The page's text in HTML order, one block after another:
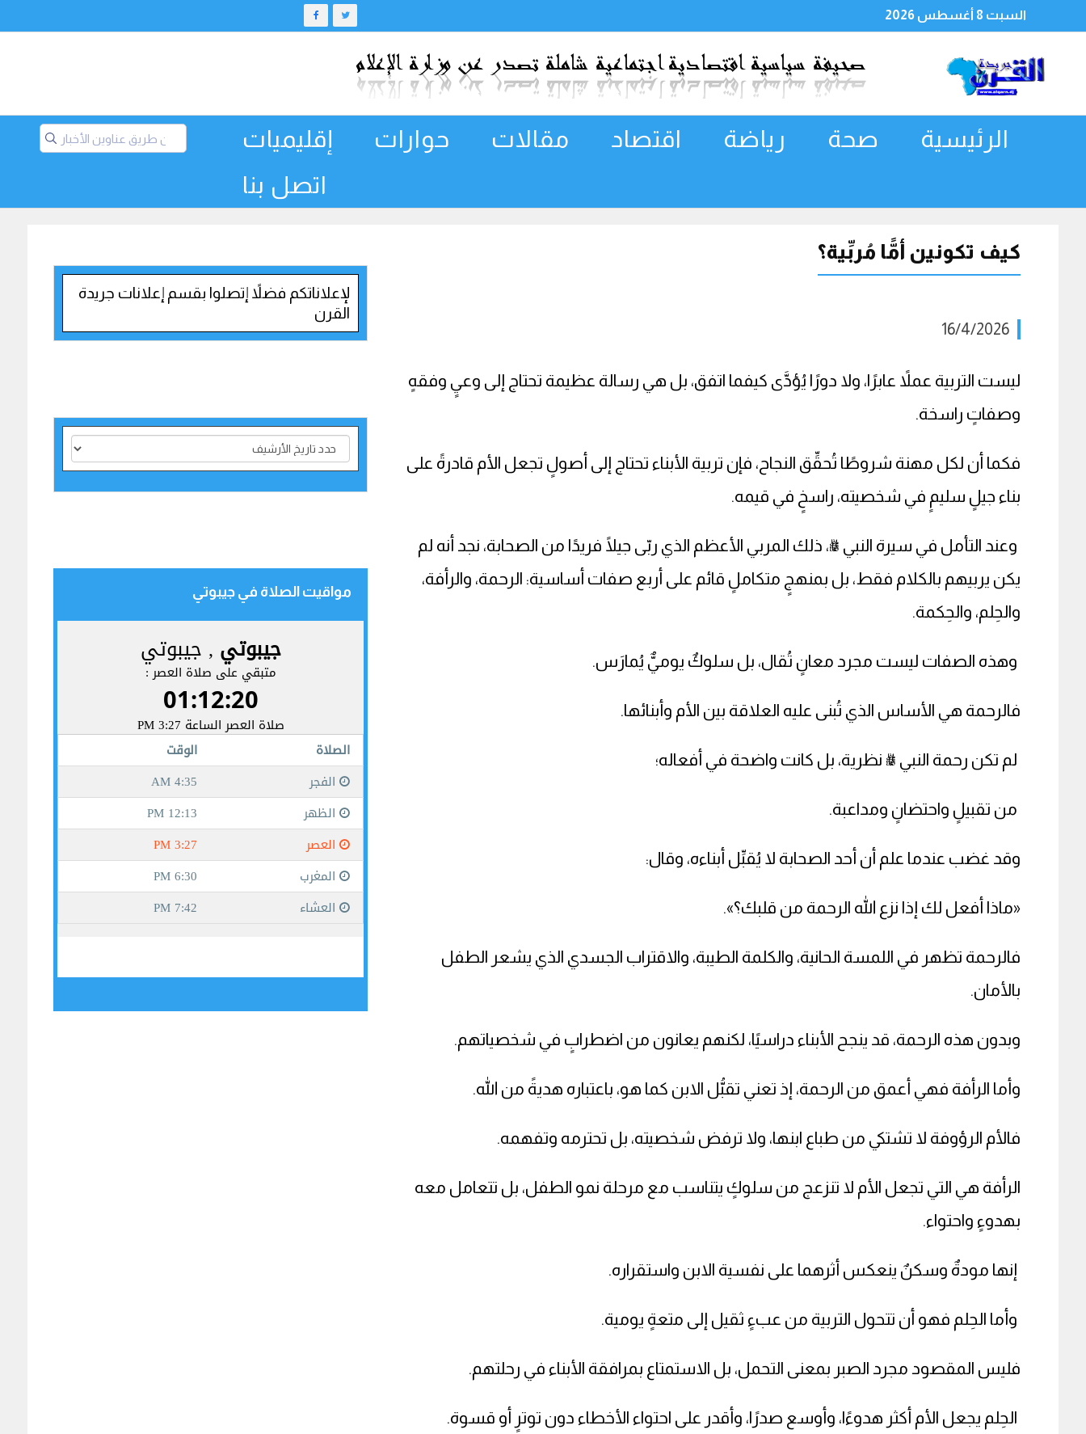
السبت 8 أغسطس 2026
الرئيسية صحة رياضة اقتصاد مقالات حوارات
إقليميات
اتصل بنا
كيف تكونين أمًّا مُربِّية؟
16/4/2026
ليست التربية عملاً عابرًا، ولا دورًا يُؤدَّى كيفما اتفق، بل هي رسالة عظيمة تحتاج إلى وعيٍ وفقهٍ
وصفاتٍ راسخة.
فكما أن لكل مهنة شروطًا تُحقِّق النجاح، فإن تربية الأبناء تحتاج إلى أصولٍ تجعل الأم قادرةً على
بناء جيلٍ سليمٍ في شخصيته، راسخٍ في قيمه.
وعند التأمل في سيرة النبي ﷺ، ذلك المربي الأعظم الذي ربّى جيلًا فريدًا من الصحابة، نجد أنه لم
يكن يربيهم بالكلام فقط، بل بمنهجٍ متكاملٍ قائم على أربع صفات أساسية: الرحمة، والرأفة،
والحِلم، والحِكمة.
وهذه الصفات ليست مجرد معانٍ تُقال، بل سلوكٌ يوميٌّ يُمارَس.
فالرحمة هي الأساس الذي تُبنى عليه العلاقة بين الأم وأبنائها.
لم تكن رحمة النبي ﷺ نظرية، بل كانت واضحة في أفعاله؛
من تقبيلٍ واحتضانٍ ومداعبة.
وقد غضب عندما علم أن أحد الصحابة لا يُقبِّل أبناءه، وقال:
«ماذا أفعل لك إذا نزع الله الرحمة من قلبك؟».
فالرحمة تظهر في اللمسة الحانية، والكلمة الطيبة، والاقتراب الجسدي الذي يشعر الطفل
بالأمان.
وبدون هذه الرحمة، قد ينجح الأبناء دراسيًا، لكنهم يعانون من اضطرابٍ في شخصياتهم.
وأما الرأفة فهي أعمق من الرحمة، إذ تعني تقبُّل الابن كما هو، باعتباره هديةً من الله.
فالأم الرؤوفة لا تشتكي من طباع ابنها، ولا ترفض شخصيته، بل تحترمه وتفهمه.
الرأفة هي التي تجعل الأم لا تنزعج من سلوكٍ يتناسب مع مرحلة نمو الطفل، بل تتعامل معه
بهدوءٍ واحتواء.
إنها مودةٌ وسكنٌ ينعكس أثرهما على نفسية الابن واستقراره.
وأما الحِلم فهو أن تتحول التربية من عبءٍ ثقيل إلى متعةٍ يومية.
فليس المقصود مجرد الصبر بمعنى التحمل، بل الاستمتاع بمرافقة الأبناء في رحلتهم.
الحِلم يجعل الأم أكثر هدوءًا، وأوسع صدرًا، وأقدر على احتواء الأخطاء دون توترٍ أو قسوة.
لإعلاناتكم فضلاً إتصلوا بقسم إعلانات جريدة
القرن
مواقيت الصلاة في جيبوتي‎